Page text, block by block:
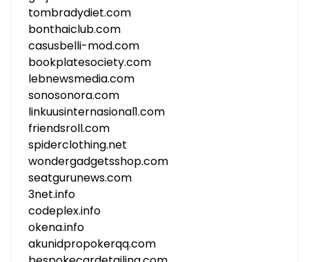
tombradydiet.com
bonthaiclub.com
casusbelli-mod.com
bookplatesociety.com
lebnewsmedia.com
sonosonora.com
linkuusinternasional1.com
friendsroll.com
spiderclothing.net
wondergadgetsshop.com
seatgurunews.com
3net.info
codeplex.info
okena.info
akunidpropokerqq.com